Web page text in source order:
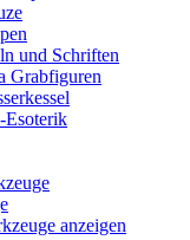
und Schriften
Grabfiguren
Esoterik
anzeigen